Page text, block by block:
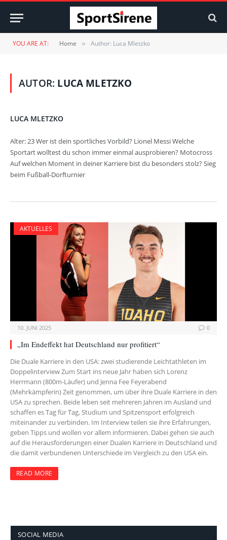
YOU ARE AT: Home » Author: Luca Mletzko
AUTOR: LUCA MLETZKO
LUCA MLETZKO
Alter: 23 Wer ist dein sportliches Vorbild? Lionel Messi Welche
Sportart wolltest du schon immer einmal ausprobieren? Motocross
Auf welchen Moment in deiner Karriere bist du besonders stolz? Sieg
beim Fußball-Dorfturnier
AKTUELLES
10. JUNI 2025 0
„Im Endeffekt hat Deutschland nur profitiert“
Die Duale Karriere in den USA: zwei studierende Leichtathleten im
Doppelinterview Zum Start ins neue Jahr haben sich Lorenz
Herrmann (800m-Läufer) und Jenna Fee Feyerabend
(Mehrkämpferin) Zeit genommen, um über ihre Duale Karriere in den
USA zu sprechen. Beide leben seit mehreren Jahren im Ausland und
schaffen es Tag für Tag, Studium und Spitzensport erfolgreich
miteinander zu verbinden. Im Interview teilen sie ihre Erfahrungen,
geben Tipps und wollen vor allem informieren. Dabei gehen sie auch
auf die Herausforderungen einer Dualen Karriere in Deutschland und
die damit verbundenen Unterschiede im Vergleich zu den USA ein.
READ MORE
SOCIAL MEDIA